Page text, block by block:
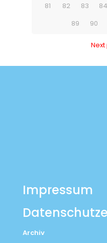
81
82 83 84
89
90
Impressum
Archiv